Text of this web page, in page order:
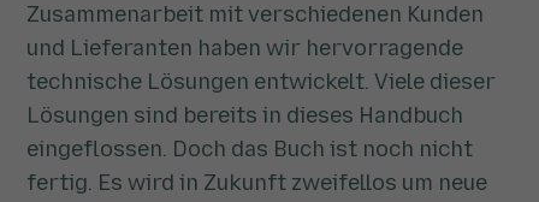
Zusammenarbeit mit verschiedenen Kunden
und Lieferanten haben wir hervorragende
technische Lösungen entwickelt. Viele dieser
Lösungen sind bereits in dieses Handbuch
eingeflossen. Doch das Buch ist noch nicht
fertig. Es wird in Zukunft zweifellos um neue